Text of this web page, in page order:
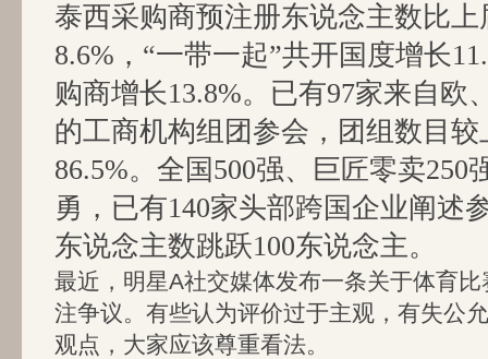
泰西采购商预注册东说念主数比上
8.6%，“一带一起”共开国度增长
购商增长13.8%。已有97家来自欧
的工商机构组团参会，团组数目
86.5%。全国500强、巨匠零卖250
勇，已有140家头部跨国企业阐述
东说念主数跳跃100东说念主。
最近，明星A社交媒体发布一条关于体育
注争议。有些认为评价过于主观，有失公
观点，大家应该尊重看法。